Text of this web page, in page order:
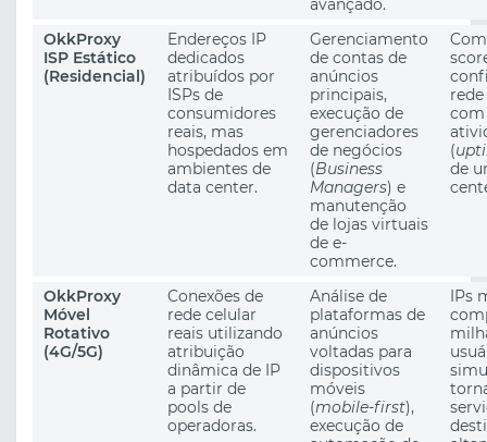
avançado.
OkkProxy
ISP Estático
(Residencial)
Endereços IP
dedicados
atribuídos por
ISPs de
consumidores
reais, mas
hospedados em
ambientes de
data center.
Gerenciamento
de contas de
anúncios
principais,
execução de
gerenciadores
de negócios
(Business
Managers) e
manutenção
de lojas virtuais
de e-
commerce.
com
(
de
OkkProxy
Móvel
Rotativo
(4G/5G)
Conexões de
rede celular
reais utilizando
atribuição
dinâmica de IP
a partir de
pools de
operadoras.
Análise de
plataformas de
anúncios
voltadas para
dispositivos
móveis
(mobile-first),
execução de
IPs